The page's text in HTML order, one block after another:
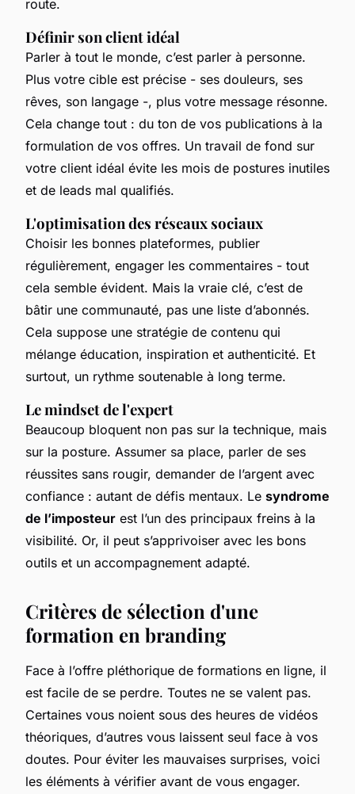
route.
Définir son client idéal
Parler à tout le monde, c’est parler à personne.
Plus votre cible est précise - ses douleurs, ses
rêves, son langage -, plus votre message résonne.
Cela change tout : du ton de vos publications à la
formulation de vos offres. Un travail de fond sur
votre client idéal évite les mois de postures inutiles
et de leads mal qualifiés.
L'optimisation des réseaux sociaux
Choisir les bonnes plateformes, publier
régulièrement, engager les commentaires - tout
cela semble évident. Mais la vraie clé, c’est de
bâtir une communauté, pas une liste d’abonnés.
Cela suppose une stratégie de contenu qui
mélange éducation, inspiration et authenticité. Et
surtout, un rythme soutenable à long terme.
Le mindset de l'expert
Beaucoup bloquent non pas sur la technique, mais
sur la posture. Assumer sa place, parler de ses
réussites sans rougir, demander de l’argent avec
confiance : autant de défis mentaux. Le syndrome
de l’imposteur est l’un des principaux freins à la
visibilité. Or, il peut s’apprivoiser avec les bons
outils et un accompagnement adapté.
Critères de sélection d'une
formation en branding
Face à l’offre pléthorique de formations en ligne, il
est facile de se perdre. Toutes ne se valent pas.
Certaines vous noient sous des heures de vidéos
théoriques, d’autres vous laissent seul face à vos
doutes. Pour éviter les mauvaises surprises, voici
les éléments à vérifier avant de vous engager.